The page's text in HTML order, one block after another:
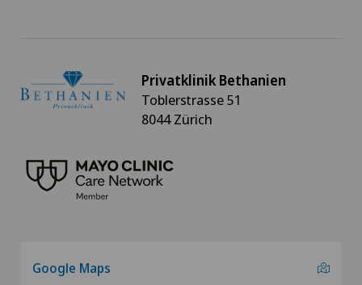
Privatklinik Bethanien
Toblerstrasse 51
8044 Zürich
Google Maps